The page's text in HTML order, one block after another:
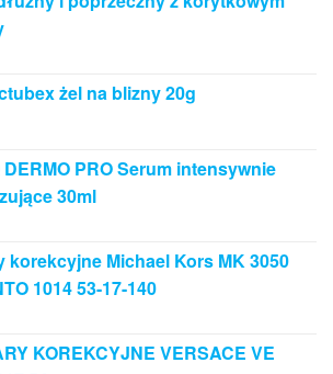
żel na blizny 20g
DERMO PRO Serum intensywnie
30ml
korekcyjne Michael Kors MK 3050
1014 53-17-140
KOREKCYJNE VERSACE VE